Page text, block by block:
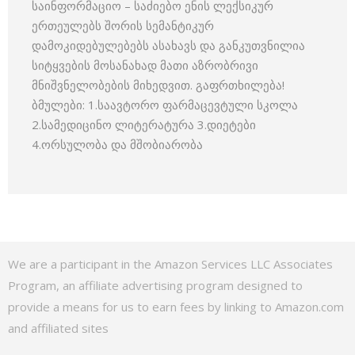
საინფორმაციო – საძიებო ენის ლექსიკურ
ერთეულებს შორის სემანტიკურ
დამოკიდებულებებს ასახავს და განკუთვნილია
სიტყვების მოსანახად მათი აზრობრივი
მნიშვნელობების მიხედვით. გაფრთხილება!
ბმულები: 1.საავტორო ფარმაცევტული სკოლა
2.სამედიცინო ლიტერატურა 3.დიეტები
4.ორსულობა და მშობიარობა
We are a participant in the Amazon Services LLC Associates
Program, an affiliate advertising program designed to
provide a means for us to earn fees by linking to Amazon.com
and affiliated sites